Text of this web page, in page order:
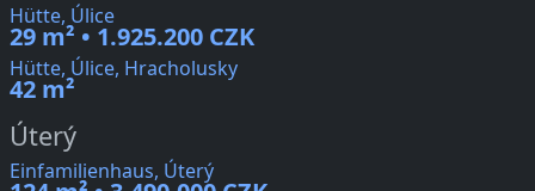
Hütte, Úlice
29 m² • 1.925.200 CZK
Hütte, Úlice, Hracholusky
42 m²
Úterý
Einfamilienhaus, Úterý